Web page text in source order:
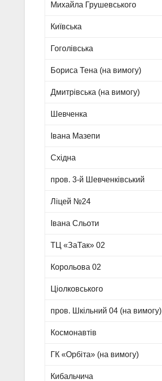
Михайла Грушевського
Київська
Гоголівська
Бориса Тена (на вимогу)
Дмитрівська (на вимогу)
Шевченка
Івана Мазепи
Східна
пров. 3-й Шевченківський
Ліцей №24
Івана Сльоти
ТЦ «ЗаТак» 02
Корольова 02
Ціолковського
пров. Шкільний 04 (на вимогу)
Космонавтів
ГК «Орбіта» (на вимогу)
Кибальчича